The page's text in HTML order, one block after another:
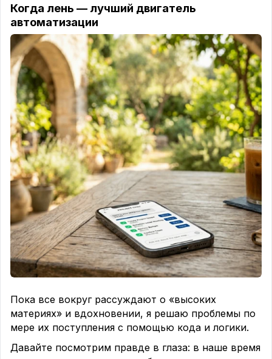
получится.
Так же и здесь.
Автоматизация — это не один инструмент.
Это способ выстроить работу так, чтобы система
помогала человеку, а не наоборот.
Когда лень — лучший двигатель
автоматизации
Пока все вокруг рассуждают о «высоких
материях» и вдохновении, я решаю проблемы по
мере их поступления с помощью кода и логики.
Давайте посмотрим правде в глаза: в наше время